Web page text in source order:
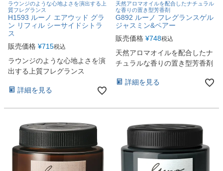
ラウンジのような心地よさを演出する上
質フレグランス
H1593 ルーノ エアウッド グラ
ン リフィル シーサイドシトラ
ス
販売価格 ¥715税込
ラウンジのような心地よさを演
出する上質フレグランス
詳細を見る
天然アロマオイルを配合したナチュラル
な香りの置き型芳香剤
G892 ルーノ フレグランスゲル
ジャスミン&ペアー
販売価格 ¥748税込
天然アロマオイルを配合したナ
チュラルな香りの置き型芳香剤
詳細を見る